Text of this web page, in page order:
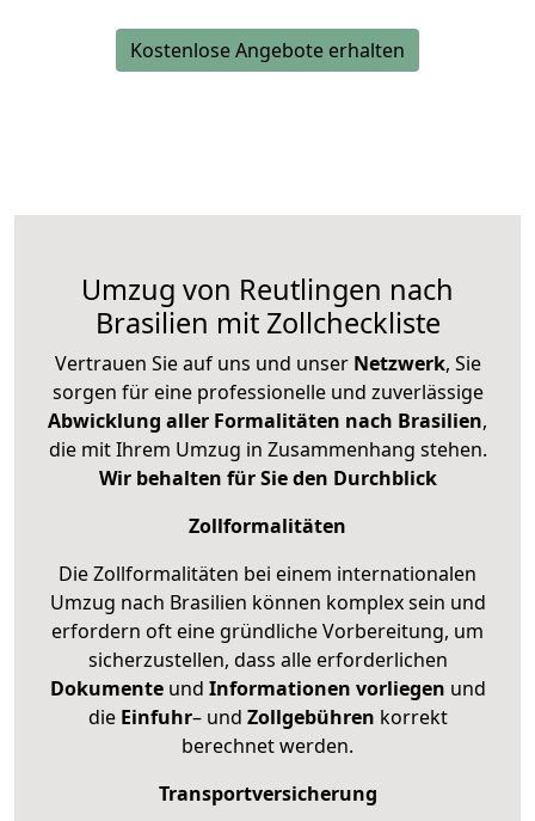
Kostenlose Angebote erhalten
Umzug von Reutlingen nach
Brasilien mit Zollcheckliste
Vertrauen Sie auf uns und unser Netzwerk, Sie
sorgen für eine professionelle und zuverlässige
Abwicklung aller Formalitäten nach Brasilien,
die mit Ihrem Umzug in Zusammenhang stehen.
Wir behalten für Sie den Durchblick
Zollformalitäten
Die Zollformalitäten bei einem internationalen
Umzug nach Brasilien können komplex sein und
erfordern oft eine gründliche Vorbereitung, um
sicherzustellen, dass alle erforderlichen
Dokumenteund Informationen vorliegen und
die Einfuhr– und Zollgebühren korrekt
berechnet werden.
Transportversicherung